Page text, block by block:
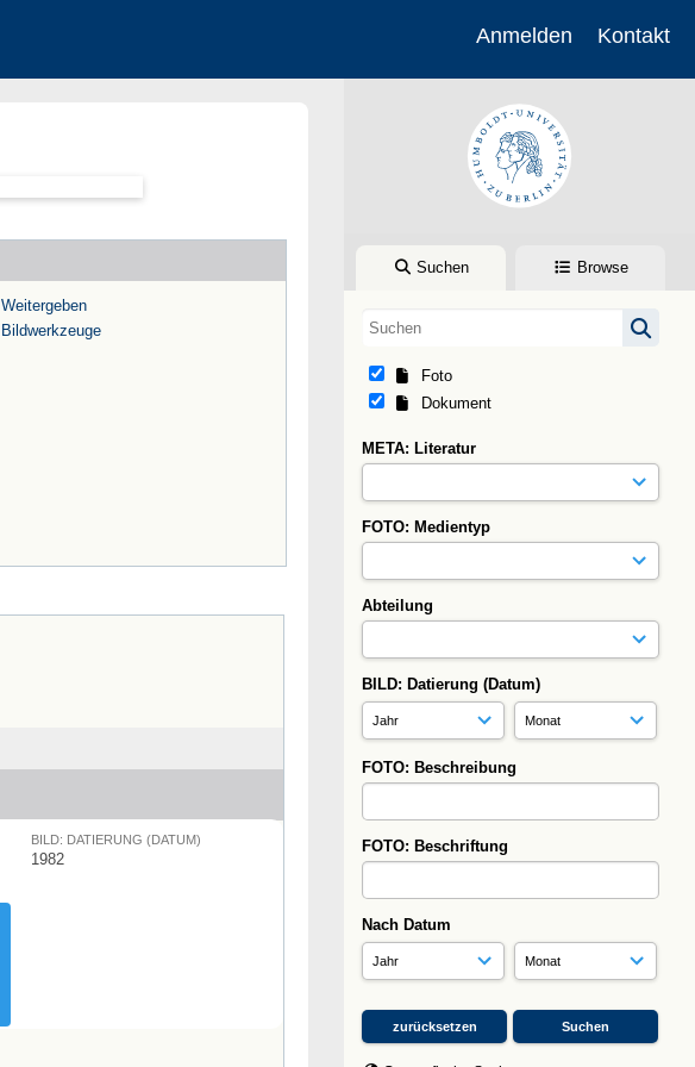
Anmelden Kontakt
Suchen Browse
Foto
Dokument
META: Literatur
FOTO: Medientyp
Abteilung
BILD: Datierung (Datum)
FOTO: Beschreibung
FOTO: Beschriftung
Nach Datum
Weitergeben
Bildwerkzeuge
BILD: DATIERUNG (DATUM)
1982